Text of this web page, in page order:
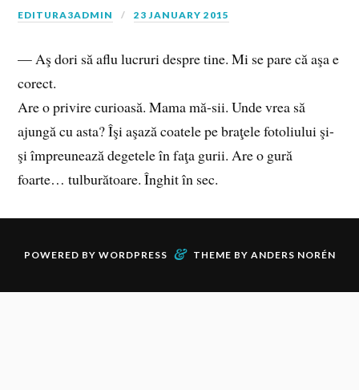
EDITURA3ADMIN 23 JANUARY 2015
— Aş dori să aflu lucruri despre tine. Mi se pare că aşa e
corect.
Are o privire curioasă. Mama mă-sii. Unde vrea să
ajungă cu asta? Îşi aşază coatele pe braţele fotoliului şi-
şi împreunează degetele în faţa gurii. Are o gură
foarte… tulburătoare. Înghit în sec.
POWERED BY WORDPRESS & THEME BY ANDERS NORÉN